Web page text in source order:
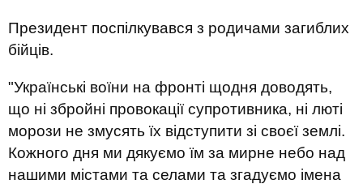
Президент поспілкувався з родичами загиблих
бійців.
"Українські воїни на фронті щодня доводять,
що ні збройні провокації супротивника, ні люті
морози не змусять їх відступити зі своєї землі.
Кожного дня ми дякуємо їм за мирне небо над
нашими містами та селами та згадуємо імена